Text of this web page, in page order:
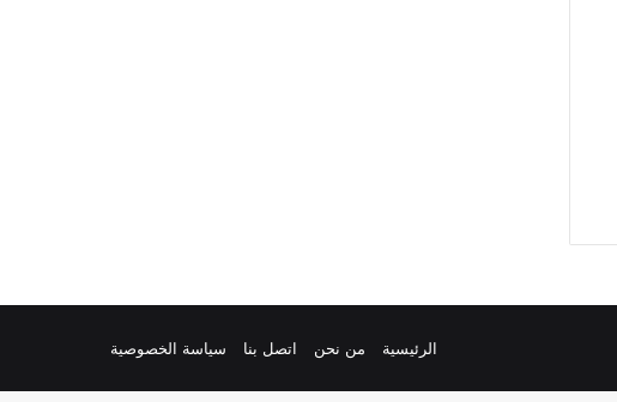
الرئيسية من نحن اتصل بنا سياسة الخصوصية